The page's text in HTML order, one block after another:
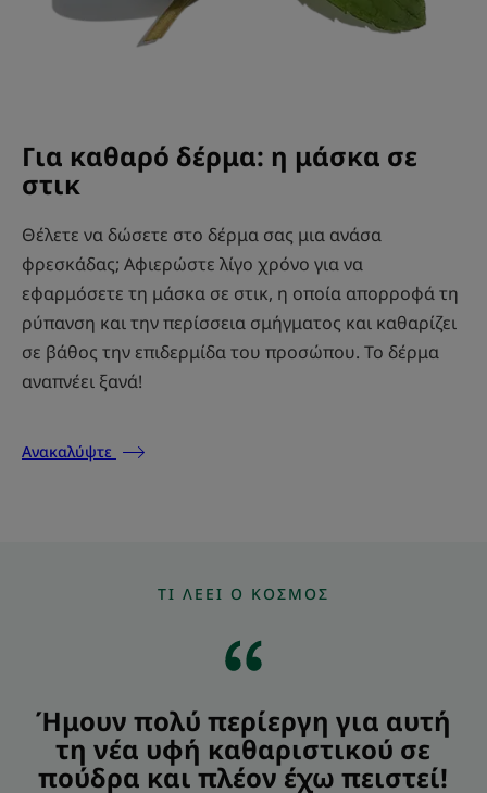
Για καθαρό δέρμα: η μάσκα σε
στικ
Θέλετε να δώσετε στο δέρμα σας μια ανάσα
φρεσκάδας; Αφιερώστε λίγο χρόνο για να
εφαρμόσετε τη μάσκα σε στικ, η οποία απορροφά τη
ρύπανση και την περίσσεια σμήγματος και καθαρίζει
σε βάθος την επιδερμίδα του προσώπου. Το δέρμα
αναπνέει ξανά!
Ανακαλύψτε
ΤΙ ΛΈΕΙ Ο ΚΌΣΜΟΣ
Ήμουν πολύ περίεργη για αυτή
τη νέα υφή καθαριστικού σε
πούδρα και πλέον έχω πειστεί!